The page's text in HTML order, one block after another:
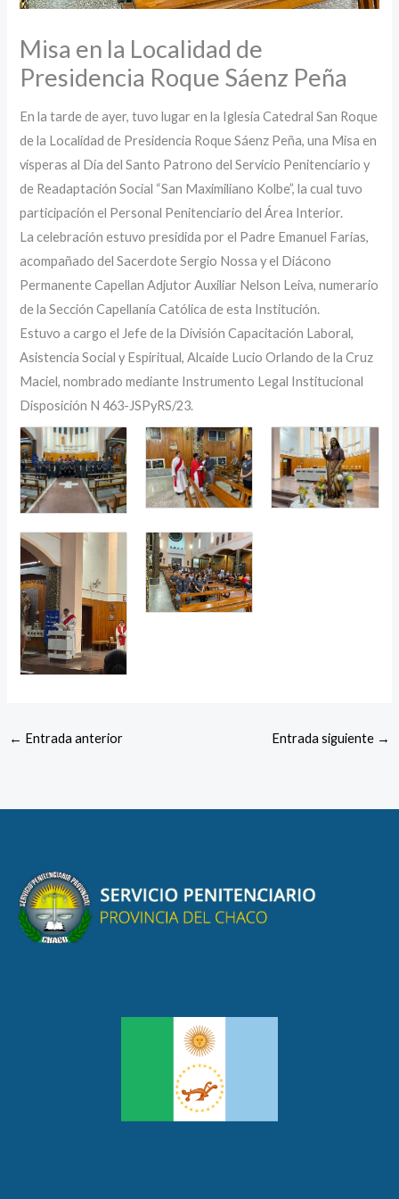
Misa en la Localidad de
Presidencia Roque Sáenz Peña
En la tarde de ayer, tuvo lugar en la Iglesia Catedral San Roque
de la Localidad de Presidencia Roque Sáenz Peña, una Misa en
vísperas al Día del Santo Patrono del Servicio Penitenciario y
de Readaptación Social “San Maximiliano Kolbe”, la cual tuvo
participación el Personal Penitenciario del Área Interior.
La celebración estuvo presidida por el Padre Emanuel Farias,
acompañado del Sacerdote Sergio Nossa y el Diácono
Permanente Capellan Adjutor Auxiliar Nelson Leiva, numerario
de la Sección Capellanía Católica de esta Institución.
Estuvo a cargo el Jefe de la División Capacitación Laboral,
Asistencia Social y Espiritual, Alcaide Lucio Orlando de la Cruz
Maciel, nombrado mediante Instrumento Legal Institucional
Disposición N 463-JSPyRS/23.
← Entrada anterior Entrada siguiente →